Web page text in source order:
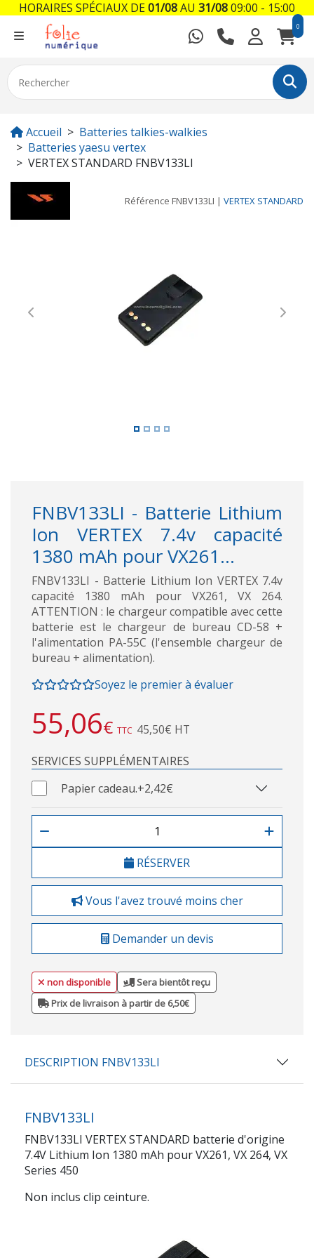
0
Accueil
Batteries talkies-walkies
Batteries yaesu vertex
VERTEX STANDARD FNBV133LI
Référence FNBV133LI | VERTEX STANDARD
Previous Next
FNBV133LI - Batterie Lithium
Ion VERTEX 7.4v capacité
1380 mAh pour VX261...
FNBV133LI - Batterie Lithium Ion VERTEX 7.4v
capacité 1380 mAh pour VX261, VX 264.
ATTENTION : le chargeur compatible avec cette
batterie est le chargeur de bureau CD-58 +
l'alimentation PA-55C (l'ensemble chargeur de
bureau + alimentation).
Soyez le premier à évaluer
55,06€ TTC 45,50€ HT
SERVICES SUPPLÉMENTAIRES
Papier cadeau.+2,42€
RÉSERVER
Vous l'avez trouvé moins cher
Demander un devis
non disponible
Sera bientôt reçu
Prix de livraison à partir de 6,50€
DESCRIPTION FNBV133LI
FNBV133LI
FNBV133LI VERTEX STANDARD batterie d'origine
7.4V Lithium Ion 1380 mAh pour VX261, VX 264, VX
Series 450
Non inclus clip ceinture.
HORAIRES SPÉCIAUX DE01/08AU 31/0809:00 - 15:00